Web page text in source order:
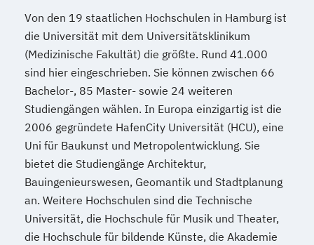
Von den 19 staatlichen Hochschulen in Hamburg ist
die Universität mit dem Universitätsklinikum
(Medizinische Fakultät) die größte. Rund 41.000
sind hier eingeschrieben. Sie können zwischen 66
Bachelor-, 85 Master- sowie 24 weiteren
Studiengängen wählen. In Europa einzigartig ist die
2006 gegründete HafenCity Universität (HCU), eine
Uni für Baukunst und Metropolentwicklung. Sie
bietet die Studiengänge Architektur,
Bauingenieurswesen, Geomantik und Stadtplanung
an. Weitere Hochschulen sind die Technische
Universität, die Hochschule für Musik und Theater,
die Hochschule für bildende Künste, die Akademie